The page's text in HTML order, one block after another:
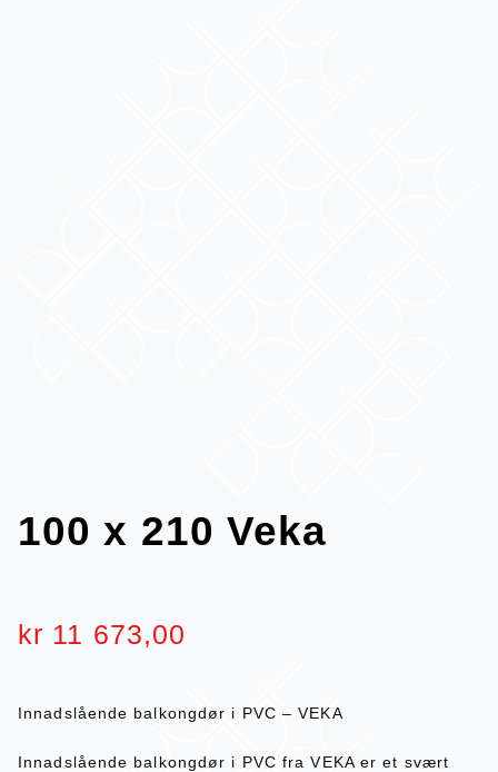
100 x 210 Veka
kr 11 673,00
Innadslående balkongdør i PVC – VEKA
Innadslående balkongdør i PVC fra VEKA er et svært